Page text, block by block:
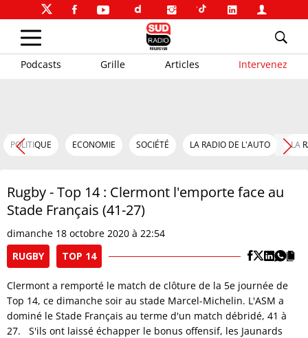
Podcasts Grille Articles Intervenez
POLITIQUE ECONOMIE SOCIÉTÉ LA RADIO DE L'AUTO LA
Rugby - Top 14 : Clermont l'emporte face au
Stade Français (41-27)
dimanche 18 octobre 2020 à 22:54
RUGBY
TOP 14
Clermont a remporté le match de clôture de la 5e journée de
Top 14, ce dimanche soir au stade Marcel-Michelin. L'ASM a
dominé le Stade Français au terme d'un match débridé, 41 à
27. S'ils ont laissé échapper le bonus offensif, les Jaunards